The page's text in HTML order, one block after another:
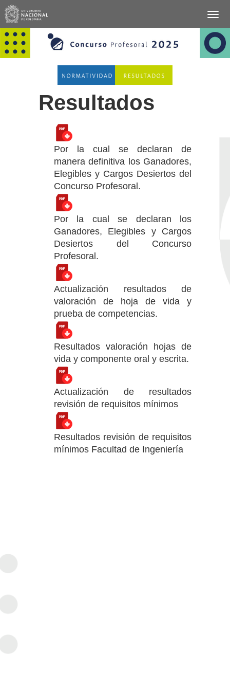
Resultados
Por la cual se declaran de
manera definitiva los Ganadores,
Elegibles y Cargos Desiertos del
Concurso Profesoral.
Por la cual se declaran los
Ganadores, Elegibles y Cargos
Desiertos del Concurso
Profesoral.
Actualización resultados de
valoración de hoja de vida y
prueba de competencias.
Resultados valoración hojas de
vida y componente oral y escrita.
Actualización de resultados
revisión de requisitos mínimos
Resultados revisión de requisitos
mínimos Facultad de Ingeniería